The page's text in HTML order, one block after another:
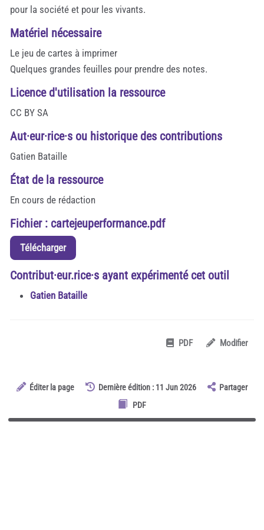
pour la société et pour les vivants.
Matériel nécessaire
Le jeu de cartes à imprimer
Quelques grandes feuilles pour prendre des notes.
Licence d'utilisation la ressource
CC BY SA
Aut·eur·rice·s ou historique des contributions
Gatien Bataille
État de la ressource
En cours de rédaction
Fichier : cartejeuperformance.pdf
Télécharger
Contribut·eur.rice·s ayant expérimenté cet outil
Gatien Bataille
PDF Modifier
Éditer la page Dernière édition : 11 Jun 2026
Partager
PDF